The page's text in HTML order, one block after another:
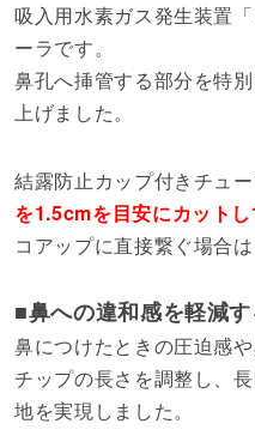
吸入用水素ガス発生装置
ーラです。
鼻孔へ挿管する部分を特
上げました。
結露防止カップ付きチュー
を1.5cmを目安にカットし
コアップに直接繋ぐ場合
■鼻への違和感を軽減
鼻につけたときの圧迫感
チップの長さを調整し、
地を実現しました。